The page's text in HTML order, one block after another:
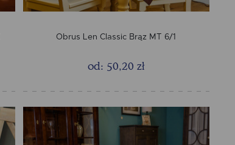
Obrus Len Classic Brąz MT 6/1
od: 50,20 zł